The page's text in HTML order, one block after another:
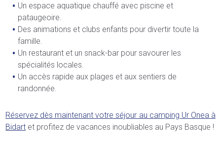
Un espace aquatique chauffé avec piscine et
pataugeoire.
Des animations et clubs enfants pour divertir toute la
famille.
Un restaurant et un snack-bar pour savourer les
spécialités locales.
Un accès rapide aux plages et aux sentiers de
randonnée.
Réservez dès maintenant votre séjour au camping Ur Onea à
Bidart et profitez de vacances inoubliables au Pays Basque !